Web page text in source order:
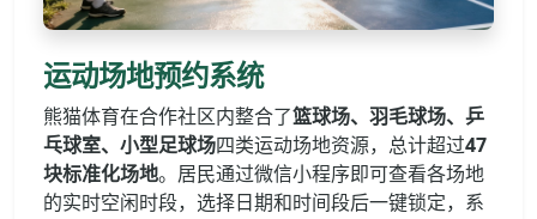
运动场地预约系统
熊猫体育在合作社区内整合了篮球场、羽毛球场、乒
乓球室、小型足球场四类运动场地资源，总计超过47
块标准化场地。居民通过微信小程序即可查看各场地
的实时空闲时段，选择日期和时间段后一键锁定，系